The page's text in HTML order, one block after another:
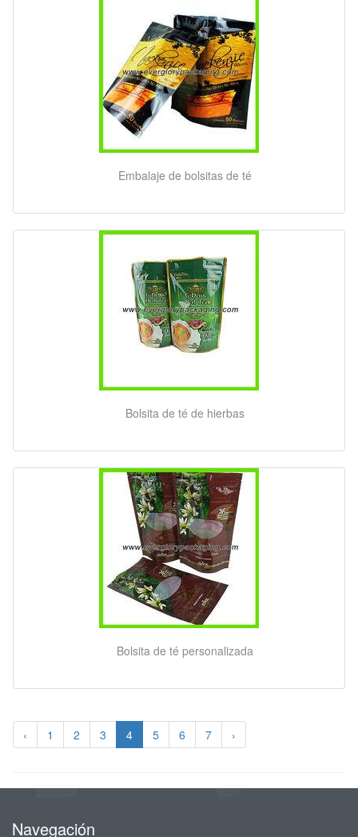
Embalaje de bolsitas de té
Bolsita de té de hierbas
Bolsita de té personalizada
‹ 1 2 3 4 5 6 7 ›
Navegación